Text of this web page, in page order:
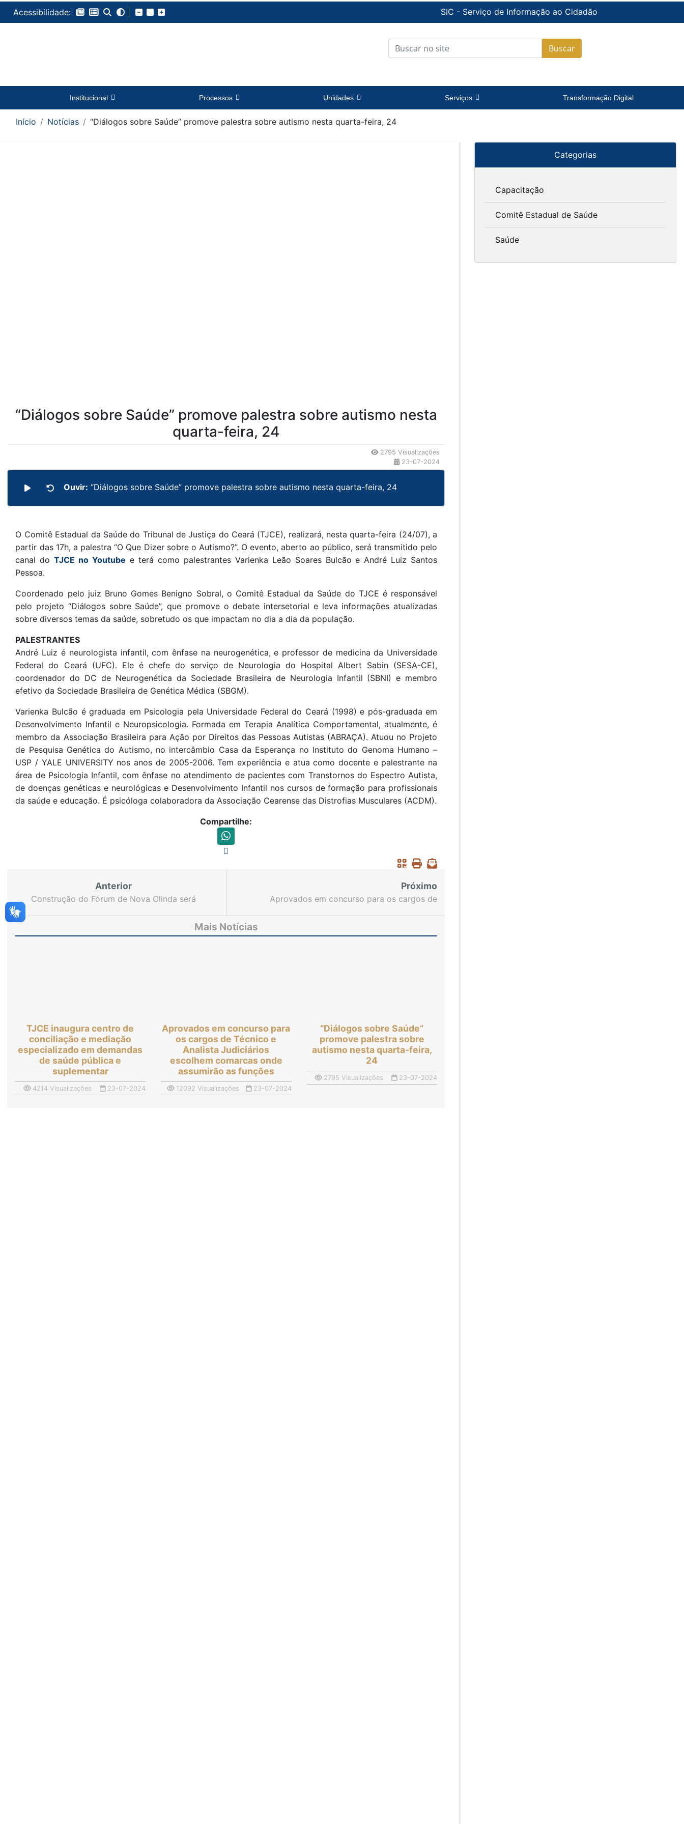
Acessibilidade: SIC - Serviço de Informação ao Cidadão
Buscar
Institucional Processos Unidades Serviços Transformação Digital
Início Notícias “Diálogos sobre Saúde” promove palestra sobre autismo nesta quarta-feira, 24
“Diálogos sobre Saúde” promove palestra sobre autismo nesta
quarta-feira, 24
2795 Visualizações
23-07-2024
Ouvir: “Diálogos sobre Saúde” promove palestra sobre autismo nesta quarta-feira, 24
O Comitê Estadual da Saúde do Tribunal de Justiça do Ceará (TJCE), realizará, nesta quarta-feira (24/07), a
partir das 17h, a palestra “O Que Dizer sobre o Autismo?”. O evento, aberto ao público, será transmitido pelo
canal doTJCE no Youtube e terá como palestrantes Varienka Leão Soares Bulcão e André Luiz Santos
Pessoa.
Coordenado pelo juiz Bruno Gomes Benigno Sobral, o Comitê Estadual da Saúde do TJCE é responsável
pelo projeto “Diálogos sobre Saúde”, que promove o debate intersetorial e leva informações atualizadas
sobre diversos temas da saúde, sobretudo os que impactam no dia a dia da população.
PALESTRANTES
André Luiz é neurologista infantil, com ênfase na neurogenética, e professor de medicina da Universidade
Federal do Ceará (UFC). Ele é chefe do serviço de Neurologia do Hospital Albert Sabin (SESA-CE),
coordenador do DC de Neurogenética da Sociedade Brasileira de Neurologia Infantil (SBNI) e membro
efetivo da Sociedade Brasileira de Genética Médica (SBGM).
Varienka Bulcão é graduada em Psicologia pela Universidade Federal do Ceará (1998) e pós-graduada em
Desenvolvimento Infantil e Neuropsicologia. Formada em Terapia Analítica Comportamental, atualmente, é
membro da Associação Brasileira para Ação por Direitos das Pessoas Autistas (ABRAÇA). Atuou no Projeto
de Pesquisa Genética do Autismo, no intercâmbio Casa da Esperança no Instituto do Genoma Humano –
USP / YALE UNIVERSITY nos anos de 2005-2006. Tem experiência e atua como docente e palestrante na
área de Psicologia Infantil, com ênfase no atendimento de pacientes com Transtornos do Espectro Autista,
de doenças genéticas e neurológicas e Desenvolvimento Infantil nos cursos de formação para profissionais
da saúde e educação. É psicóloga colaboradora da Associação Cearense das Distrofias Musculares (ACDM).
Compartilhe:
Anterior
Construção do Fórum de Nova Olinda será
Próximo
Aprovados em concurso para os cargos de
Mais Notícias
TJCE inaugura centro de
conciliação e mediação
especializado em demandas
de saúde pública e
suplementar
4214 Visualizações 23-07-2024
Aprovados em concurso para
os cargos de Técnico e
Analista Judiciários
escolhem comarcas onde
assumirão as funções
12092 Visualizações 23-07-2024
“Diálogos sobre Saúde”
promove palestra sobre
autismo nesta quarta-feira,
24
2795 Visualizações 23-07-2024
Categorias
Capacitação
Comitê Estadual de Saúde
Saúde